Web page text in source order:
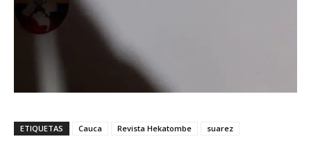
ETIQUETAS Cauca Revista Hekatombe suarez